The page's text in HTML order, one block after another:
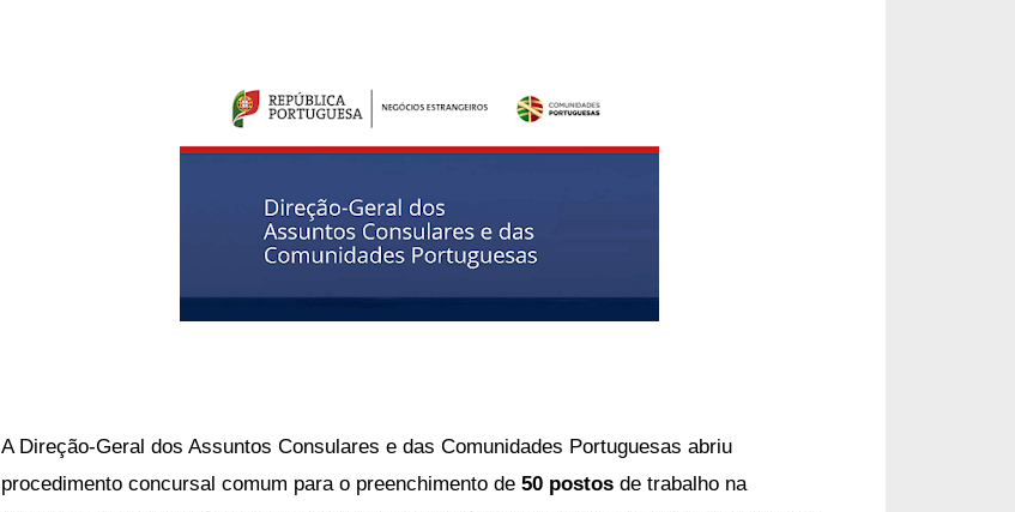
A Direção-Geral dos Assuntos Consulares e das Comunidades Portuguesas abriu
procedimento concursal comum para o preenchimento de 50 postos de trabalho na